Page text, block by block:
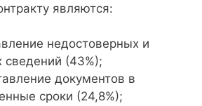
являются:
недостоверных и
сведений (43%);
документов в
сроки (24,8%);